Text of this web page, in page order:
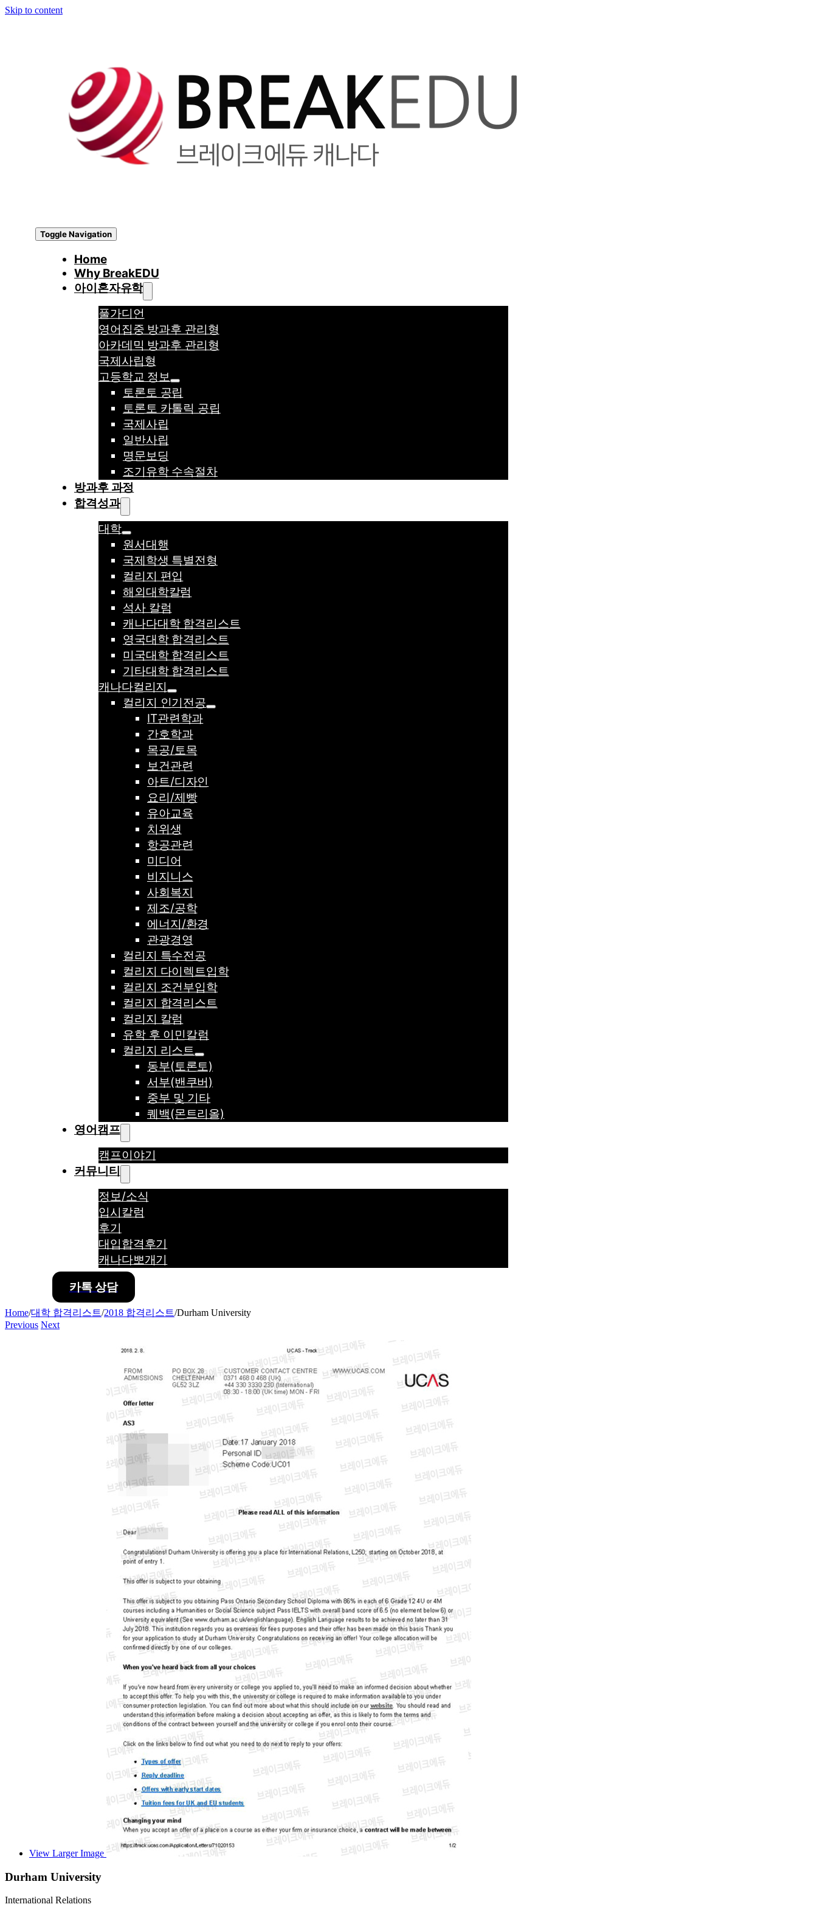
Skip to content
Toggle Navigation
Home
Why BreakEDU
아이혼자유학
풀가디언
영어집중 방과후 관리형
아카데믹 방과후 관리형
국제사립형
고등학교 정보
토론토 공립
토론토 카톨릭 공립
국제사립
일반사립
명문보딩
조기유학 수속절차
방과후 과정
합격성과
대학
원서대행
국제학생 특별전형
컬리지 편입
해외대학칼럼
석사 칼럼
캐나다대학 합격리스트
영국대학 합격리스트
미국대학 합격리스트
기타대학 합격리스트
캐나다컬리지
컬리지 인기전공
IT관련학과
간호학과
목공/토목
보건관련
아트/디자인
요리/제빵
유아교육
치위생
항공관련
미디어
비지니스
사회복지
제조/공학
에너지/환경
관광경영
컬리지 특수전공
컬리지 다이렉트입학
컬리지 조건부입학
컬리지 합격리스트
컬리지 칼럼
유학 후 이민칼럼
컬리지 리스트
동부(토론토)
서부(밴쿠버)
중부 및 기타
퀘백(몬트리올)
영어캠프
캠프이야기
커뮤니티
정보/소식
입시칼럼
후기
대입합격후기
캐나다뽀개기
카톡 상담
Home/대학 합격리스트/2018 합격리스트/Durham University
Previous Next
View Larger Image
Durham University
International Relations